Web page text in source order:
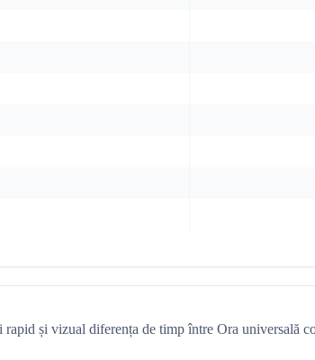
și vizual diferența de timp între Ora universală